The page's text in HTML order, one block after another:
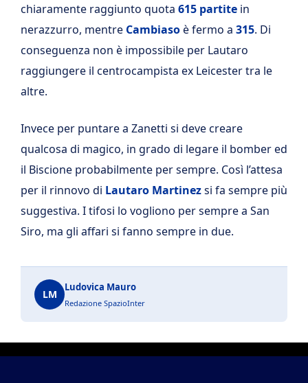
chiaramente raggiunto quota 615 partite in
nerazzurro, mentre Cambiasoè fermo a 315. Di
conseguenza non è impossibile per Lautaro
raggiungere il centrocampista ex Leicester tra le
altre.
Invece per puntare a Zanetti si deve creare
qualcosa di magico, in grado di legare il bomber ed
il Biscione probabilmente per sempre. Così l’attesa
per il rinnovo di Lautaro Martinezsi fa sempre più
suggestiva. I tifosi lo vogliono per sempre a San
Siro, ma gli affari si fanno sempre in due.
LM
Ludovica Mauro
Redazione SpazioInter